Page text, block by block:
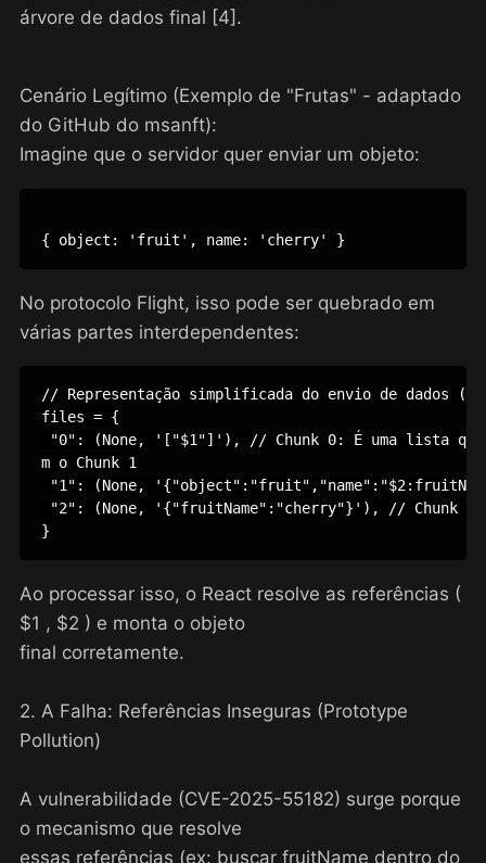
árvore de dados final [4].
Cenário Legítimo (Exemplo de "Frutas" - adaptado
do GitHub do msanft):
Imagine que o servidor quer enviar um objeto:
{ object: 'fruit', name: 'cherry' }
No protocolo Flight, isso pode ser quebrado em
várias partes interdependentes:
// Representação simplificada do envio de dados
files = {
"0": (None, '["$1"]'), // Chunk 0: É uma lista que
m o Chunk 1
"1": (None,
"2": (None, '{"fruitName":"cherry"}'), // Chunk 2:
}
Ao processar isso, o React resolve as referências (
$1 , $2 ) e monta o objeto
final corretamente.
2. A Falha: Referências Inseguras (Prototype
Pollution)
A vulnerabilidade (CVE-2025-55182) surge porque
o mecanismo que resolve
essas referências (ex: buscar fruitName dentro do